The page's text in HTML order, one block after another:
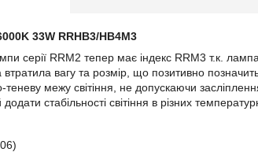
33W RRHB3/HB4M3
серії RRM2 тепер має індекс RRM3 т.к.
вагу та розмір, що позитивно
межу світіння, не допускаючи
стабільності світіння в різних